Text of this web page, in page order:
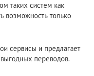
таких систем как
возможность только
сервисы и предлагает
переводов.